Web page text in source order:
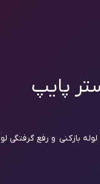
پایپ
بازکنی و رفع گرفتگی